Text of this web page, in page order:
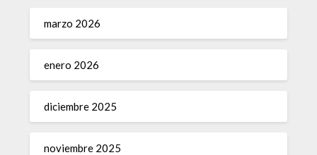
marzo 2026
enero 2026
diciembre 2025
noviembre 2025